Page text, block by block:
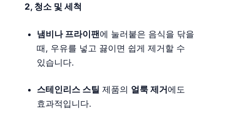
2, 청소 및 세척
냄비나 프라이팬에 눌러붙은 음식을 닦을
때, 우유를 넣고 끓이면 쉽게 제거할 수
있습니다.
스테인리스 스틸 제품의 얼룩 제거 에도
효과적입니다.